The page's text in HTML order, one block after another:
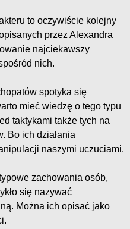
to oczywiście kolejny
przez Alexandra
najciekawszy
nich.
spotyka się
mieć wiedzę o tego typu
taktykami także tych na
Bo ich działania
naszymi uczuciami.
zachowania osób,
się nazywać
Można ich opisać jako